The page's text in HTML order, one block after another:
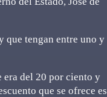
que tengan entre uno y
era del 20 por ciento y
que se ofrece es